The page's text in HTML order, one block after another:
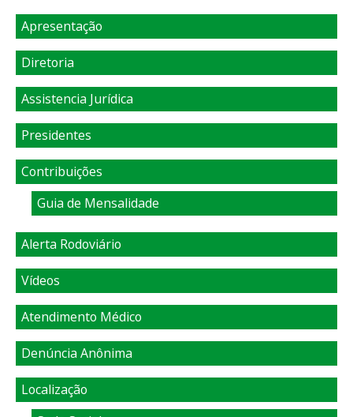
Apresentação
Diretoria
Assistencia Jurídica
Presidentes
Contribuições
Guia de Mensalidade
Alerta Rodoviário
Vídeos
Atendimento Médico
Denúncia Anônima
Localização